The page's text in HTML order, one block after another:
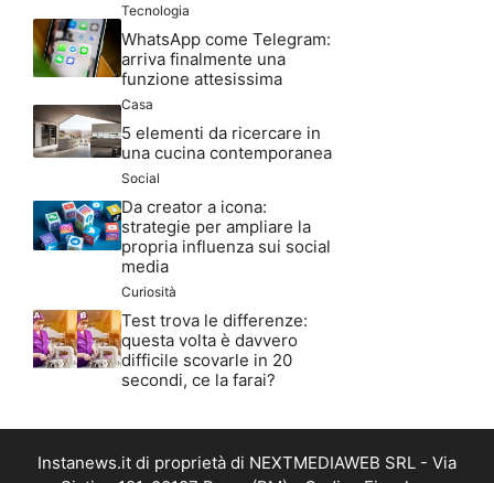
Tecnologia
WhatsApp come Telegram:
arriva finalmente una
funzione attesissima
Casa
5 elementi da ricercare in
una cucina contemporanea
Social
Da creator a icona:
strategie per ampliare la
propria influenza sui social
media
Curiosità
Test trova le differenze:
questa volta è davvero
difficile scovarle in 20
secondi, ce la farai?
Instanews.it di proprietà di NEXTMEDIAWEB SRL - Via